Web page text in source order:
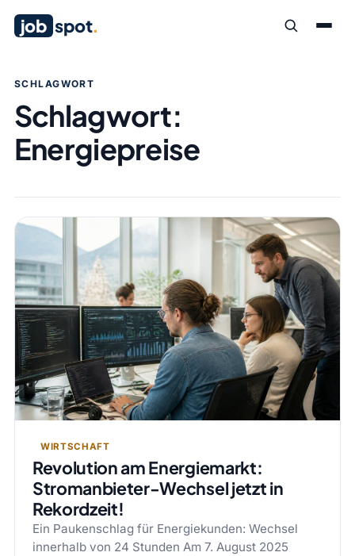
job spot.
SCHLAGWORT
Schlagwort:
Energiepreise
WIRTSCHAFT
Revolution am Energiemarkt:
Stromanbieter-Wechsel jetzt in
Rekordzeit!
Ein Paukenschlag für Energiekunden: Wechsel
innerhalb von 24 Stunden Am 7. August 2025